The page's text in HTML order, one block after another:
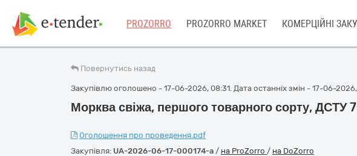
PROZORRO PROZORRO MARKET КОМЕРЦІЙНІ
Повернутись назад
Закупівлю оголошено - 17-06-2026, 08:31. Дата останніх змін - 17-06-
Морква свіжа, першого товарного сорту, ДСТУ
Оголошення про проведення.pdf
Закупівля: UA-2026-06-17-000174-a / на ProZorro / на DoZorro